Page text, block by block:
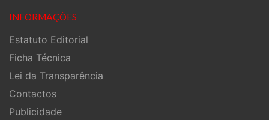
INFORMAÇÕES
Estatuto Editorial
Ficha Técnica
Lei da Transparência
Contactos
Publicidade